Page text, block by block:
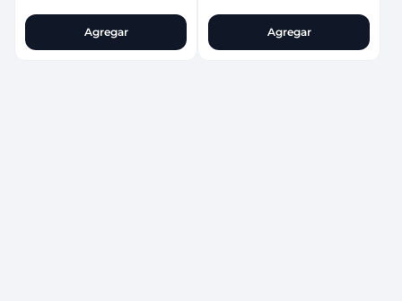
Agregar Agregar